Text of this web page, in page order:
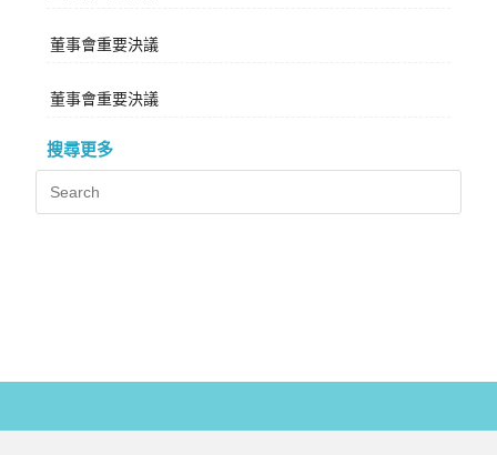
董事會重要決議
董事會重要決議
搜尋更多